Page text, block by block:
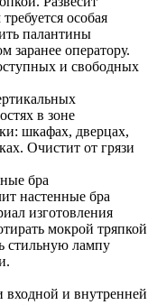
особая
палантины
заранее оператору.
и свободных
в зоне
шкафах, дверцах,
Очистит от грязи
бра
настенные бра
изготовления
мокрой тряпкой
стильную лампу
входной и внутренней